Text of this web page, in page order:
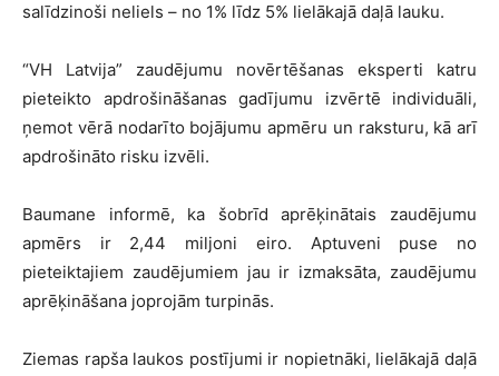
salīdzinoši neliels – no 1% līdz 5% lielākajā daļā lauku.
“VH Latvija” zaudējumu novērtēšanas eksperti katru
pieteikto apdrošināšanas gadījumu izvērtē individuāli,
ņemot vērā nodarīto bojājumu apmēru un raksturu, kā arī
apdrošināto risku izvēli.
Baumane informē, ka šobrīd aprēķinātais zaudējumu
apmērs ir 2,44 miljoni eiro. Aptuveni puse no
pieteiktajiem zaudējumiem jau ir izmaksāta, zaudējumu
aprēķināšana joprojām turpinās.
Ziemas rapša laukos postījumi ir nopietnāki, lielākajā daļā